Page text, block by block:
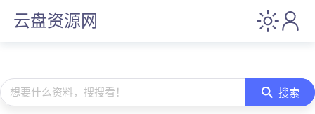
云盘资源网
想要什么资料，搜搜看！ 搜索